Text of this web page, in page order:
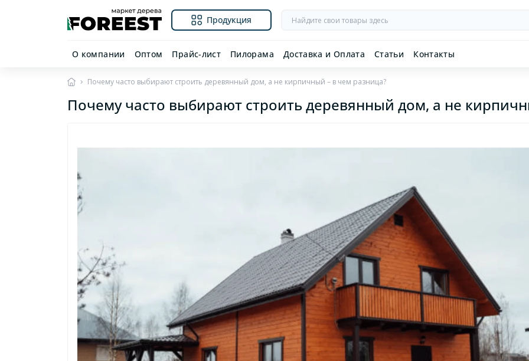
Продукция
О компании Оптом Прайс-лист Пилорама Доставка и Оплата Статьи Контакты
Почему часто выбирают строить деревянный дом, а не кирпичный – в чем разница?
Почему часто выбирают строить деревянный дом, а не